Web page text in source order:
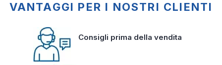
VANTAGGI PER I NOSTRI CLIENTI
Consigli prima della vendita